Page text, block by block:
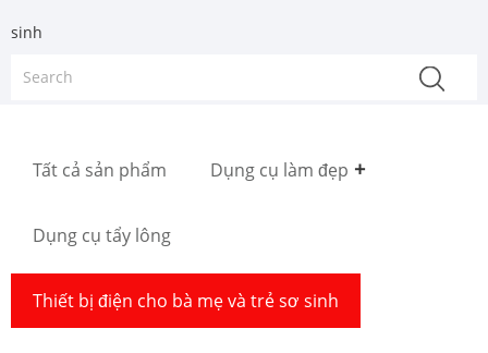
sinh
Tất cả sản phẩm Dụng cụ làm đẹp
Dụng cụ tẩy lông
Thiết bị điện cho bà mẹ và trẻ sơ sinh